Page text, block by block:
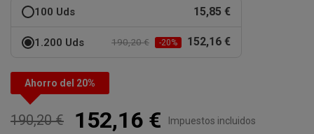
100 Uds 15,85 €
1.200 Uds 190,20 € -20% 152,16 €
Ahorro del 20%
190,20 € 152,16 € Impuestos incluidos